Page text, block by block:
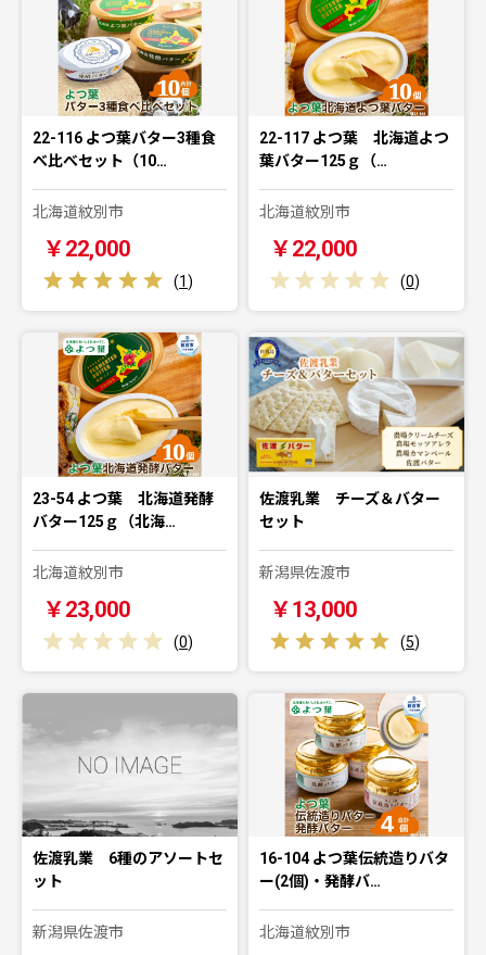
22-116 よつ葉バター3種食
べ比べセット（10…
北海道紋別市
￥22,000
(1)
22-117 よつ葉 北海道よつ
葉バター125ｇ（…
北海道紋別市
￥22,000
(0)
23-54 よつ葉 北海道発酵
バター125ｇ（北海…
北海道紋別市
￥23,000
(0)
佐渡乳業 チーズ＆バター
セット
新潟県佐渡市
￥13,000
(5)
佐渡乳業 6種のアソートセ
ット
新潟県佐渡市
16-104 よつ葉伝統造りバタ
ー(2個)・発酵バ…
北海道紋別市